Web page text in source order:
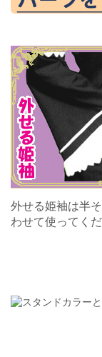
外せる姫袖は半
わせて使ってくだ